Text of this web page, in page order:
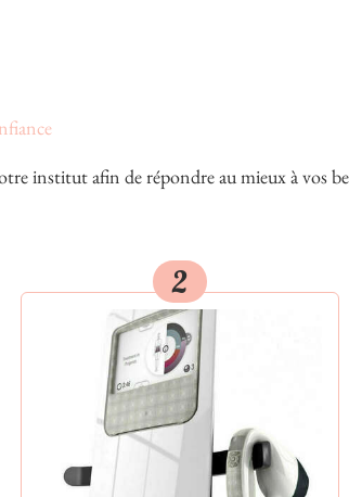
institut afin de répondre au mieux à vos
2